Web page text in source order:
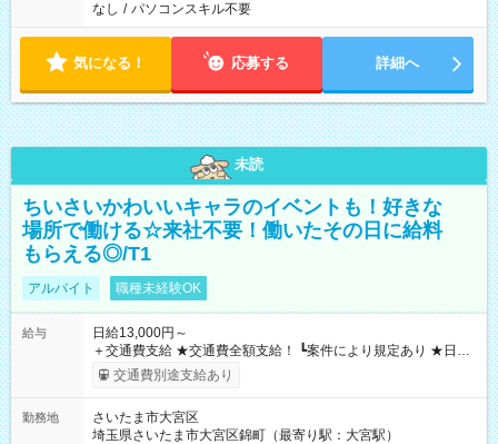
なし / パソコンスキル不要
気になる！ 応募する 詳細へ
未読
ちいさいかわいいキャラのイベントも！好きな
場所で働ける☆来社不要！働いたその日に給料
もらえる◎/T1
アルバイト 職種未経験OK
給与
日給13,000円～
＋交通費支給 ★交通費全額支給！ ┗案件により規定あり ★日払
いOK！（規定あり） ┗働いたその日に現金GET♪ お仕事後はコ
ンビニATMから 日払い分を引き落とせます！ 【試用期間】試
交通費別途支給あり
勤務地
さいたま市大宮区
埼玉県さいたま市大宮区錦町（最寄り駅：大宮駅）